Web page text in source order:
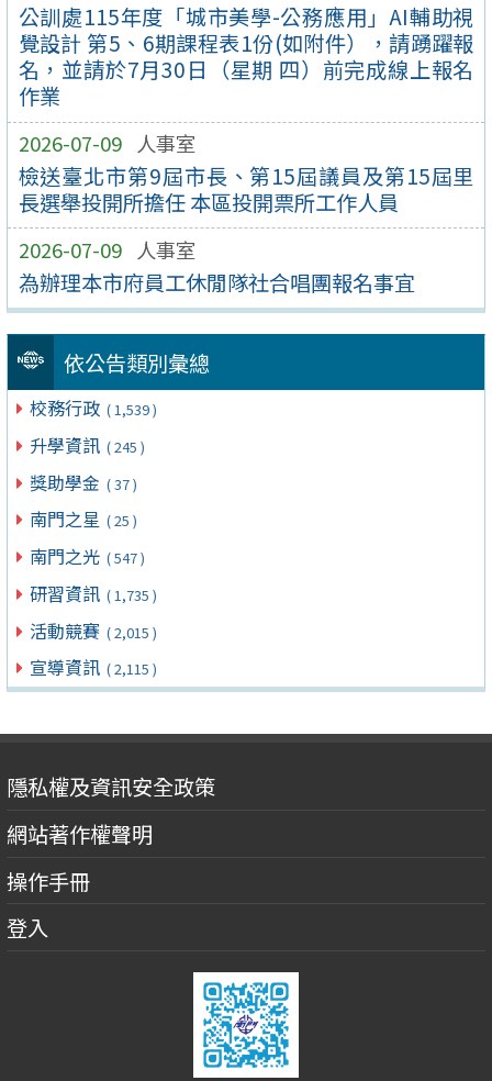
公訓處115年度「城市美學-公務應用」AI輔助視
覺設計 第5、6期課程表1份(如附件），請踴躍報
名，並請於7月30日（星期 四）前完成線上報名
作業
2026-07-09 人事室
檢送臺北市第9屆市長、第15屆議員及第15屆里
長選舉投開所擔任 本區投開票所工作人員
2026-07-09 人事室
為辦理本市府員工休閒隊社合唱團報名事宜
依公告類別彙總
校務行政 ( 1,539 )
升學資訊 ( 245 )
獎助學金 ( 37 )
南門之星 ( 25 )
南門之光 ( 547 )
研習資訊 ( 1,735 )
活動競賽 ( 2,015 )
宣導資訊 ( 2,115 )
隱私權及資訊安全政策
網站著作權聲明
操作手冊
登入